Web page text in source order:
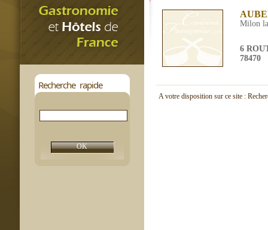
Recherche rapide
Milon
6
78470
A votre disposition sur ce site :